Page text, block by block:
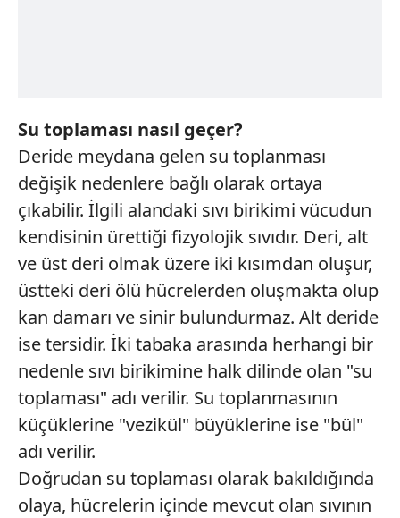
Su toplaması nasıl geçer?
Deride meydana gelen su toplanması
değişik nedenlere bağlı olarak ortaya
çıkabilir. İlgili alandaki sıvı birikimi vücudun
kendisinin ürettiği fizyolojik sıvıdır. Deri, alt
ve üst deri olmak üzere iki kısımdan oluşur,
üstteki deri ölü hücrelerden oluşmakta olup
kan damarı ve sinir bulundurmaz. Alt deride
ise tersidir. İki tabaka arasında herhangi bir
nedenle sıvı birikimine halk dilinde olan "su
toplaması" adı verilir. Su toplanmasının
küçüklerine "vezikül" büyüklerine ise "bül"
adı verilir.
Doğrudan su toplaması olarak bakıldığında
olaya, hücrelerin içinde mevcut olan sıvının